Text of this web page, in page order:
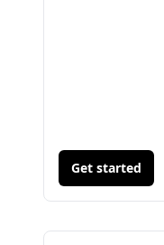
Get started